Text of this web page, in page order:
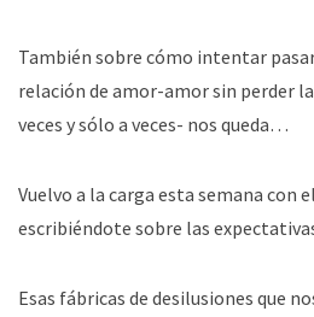
También sobre cómo intentar
relación de amor-amor sin perder
veces y sólo a veces- nos queda…
Vuelvo a la carga esta semana con el
escribiéndote sobre las
Esas fábricas de desilusiones que